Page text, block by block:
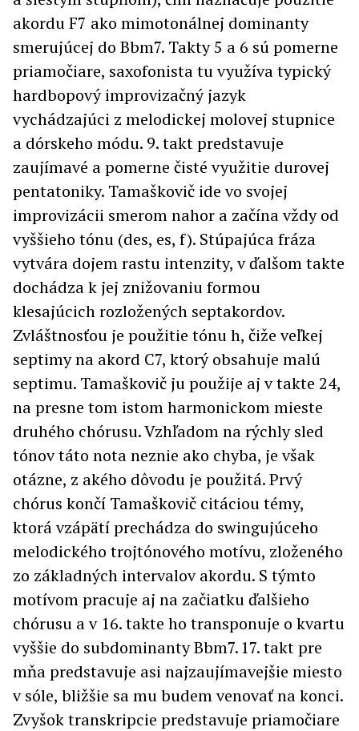
akordu F7 ako mimotonálnej dominanty
smerujúcej do Bbm7. Takty 5 a 6 sú pomerne
priamočiare, saxofonista tu využíva typický
hardbopový improvizačný jazyk
vychádzajúci z melodickej molovej stupnice
a dórskeho módu. 9. takt predstavuje
zaujímavé a pomerne čisté využitie durovej
pentatoniky. Tamaškovič ide vo svojej
improvizácii smerom nahor a začína vždy od
vyššieho tónu (des, es, f). Stúpajúca fráza
vytvára dojem rastu intenzity, v ďalšom takte
dochádza k jej znižovaniu formou
klesajúcich rozložených septakordov.
Zvláštnosťou je použitie tónu h, čiže veľkej
septimy na akord C7, ktorý obsahuje malú
septimu. Tamaškovič ju použije aj v takte 24,
na presne tom istom harmonickom mieste
druhého chórusu. Vzhľadom na rýchly sled
tónov táto nota neznie ako chyba, je však
otázne, z akého dôvodu je použitá. Prvý
chórus končí Tamaškovič citáciou témy,
ktorá vzápätí prechádza do swingujúceho
melodického trojtónového motívu, zloženého
zo základných intervalov akordu. S týmto
motívom pracuje aj na začiatku ďalšieho
chórusu a v 16. takte ho transponuje o kvartu
vyššie do subdominanty Bbm7. 17. takt pre
mňa predstavuje asi najzaujímavejšie miesto
v sóle, bližšie sa mu budem venovať na konci.
Zvyšok transkripcie predstavuje priamočiare